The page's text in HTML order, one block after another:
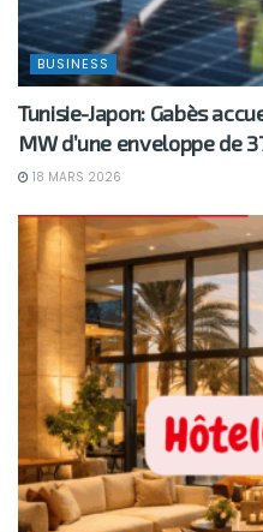
BUSINESS
Tunisie-Japon: Gabès
MW d’une enveloppe de
18 MARS 2026